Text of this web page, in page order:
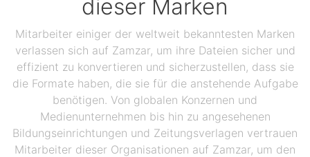
dieser Marken
Mitarbeiter einiger der weltweit bekanntesten Marken
verlassen sich auf Zamzar, um ihre Dateien sicher und
effizient zu konvertieren und sicherzustellen, dass sie
die Formate haben, die sie für die anstehende Aufgabe
benötigen. Von globalen Konzernen und
Medienunternehmen bis hin zu angesehenen
Bildungseinrichtungen und Zeitungsverlagen vertrauen
Mitarbeiter dieser Organisationen auf Zamzar, um den